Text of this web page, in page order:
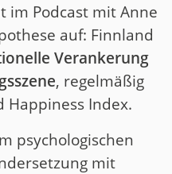
im Podcast mit Anne
auf: Finnland
Verankerung
, regelmäßig
Happiness Index.
psychologischen
mit